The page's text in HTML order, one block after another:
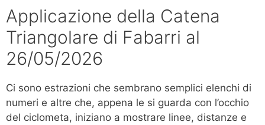
Applicazione della Catena
Triangolare di Fabarri al
26/05/2026
Ci sono estrazioni che sembrano semplici elenchi di
numeri e altre che, appena le si guarda con l’occhio
del ciclometa, iniziano a mostrare linee, distanze e